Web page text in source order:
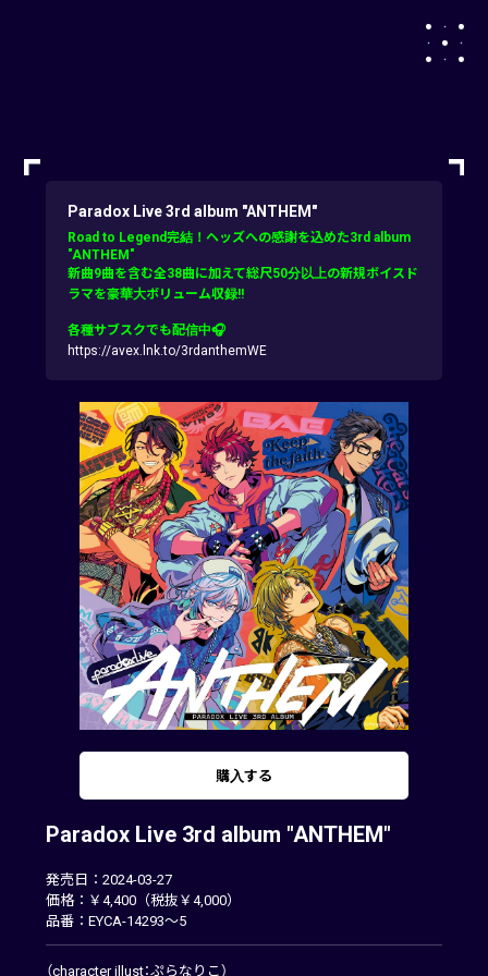
Paradox Live 3rd album "ANTHEM"
Road to Legend完結！ヘッズへの感謝を込めた3rd album
"ANTHEM"
新曲9曲を含む全38曲に加えて総尺50分以上の新規ボイスド
ラマを豪華大ボリューム収録!!
各種サブスクでも配信中🎧
https://avex.lnk.to/3rdanthemWE
購入する
Paradox Live 3rd album "ANTHEM"
発売日：2024-03-27
価格：￥4,400（税抜￥4,000）
品番：EYCA-14293～5
（character illust：ぷらなりこ）